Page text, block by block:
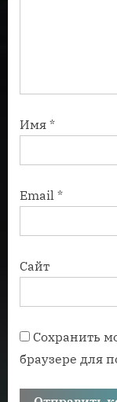
Имя *
Email *
Сайт
Сохранить
браузере для